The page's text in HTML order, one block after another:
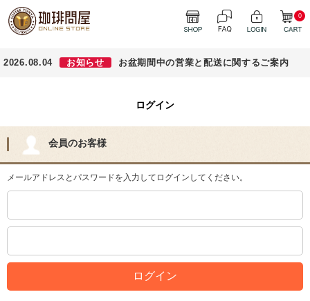
0
2026.08.04 お知らせ お盆期間中の営業と配送に関するご案内
ログイン
会員のお客様
メールアドレスとパスワードを入力してログインしてください。